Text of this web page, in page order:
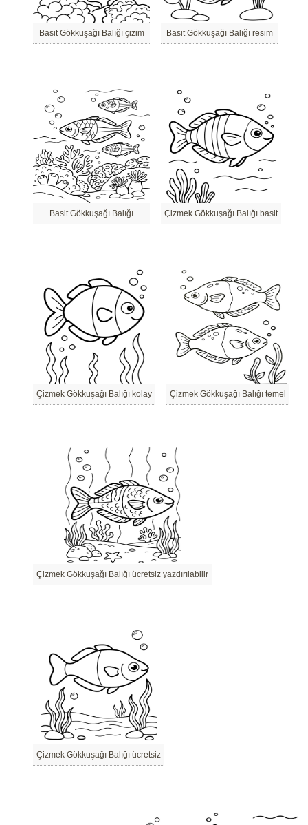
Basit Gökkuşağı Balığı çizim Basit Gökkuşağı Balığı resim
Basit Gökkuşağı Balığı Çizmek Gökkuşağı Balığı basit
Çizmek Gökkuşağı Balığı kolay Çizmek Gökkuşağı Balığı temel
Çizmek Gökkuşağı Balığı ücretsiz yazdırılabilir
Çizmek Gökkuşağı Balığı ücretsiz